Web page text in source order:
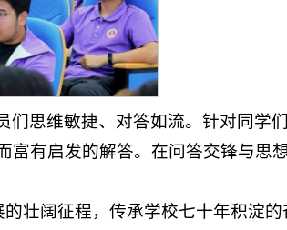
们思维敏捷、对答如流。针对同学
富有启发的解答。在问答交锋与思
壮阔征程，传承学校七十年积淀的